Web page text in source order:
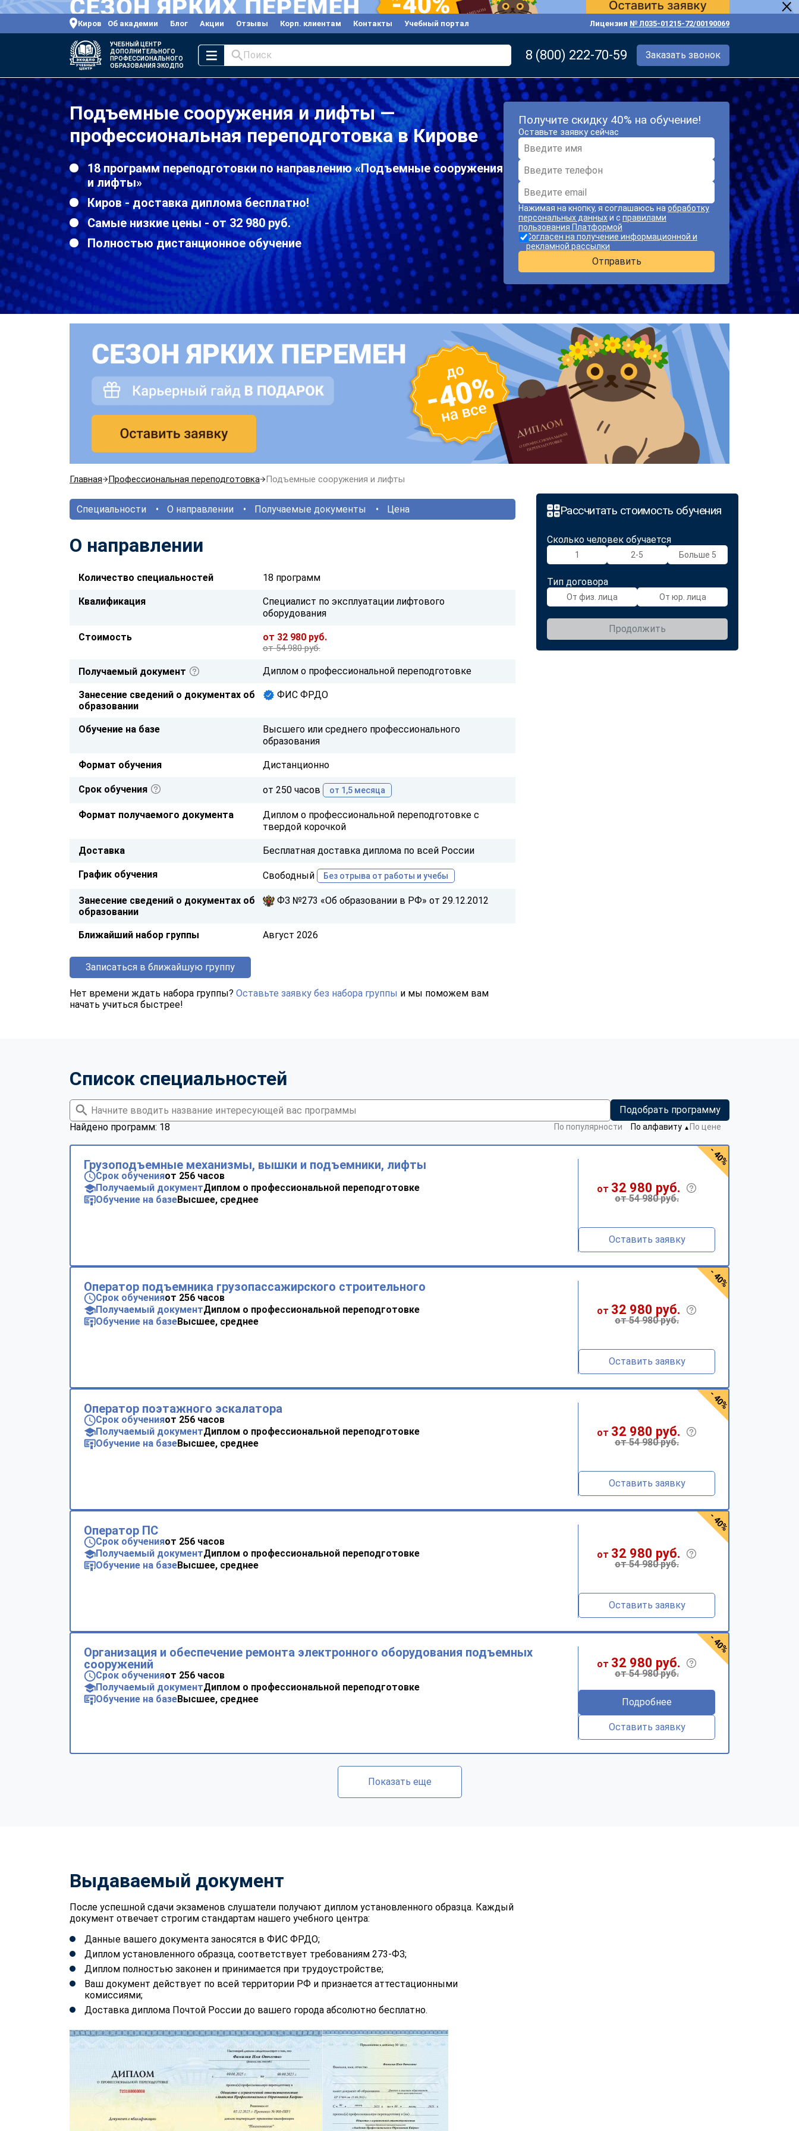
Киров Об академии Блог Акции Отзывы Корп. клиентам Контакты Учебный портал Лицензия № Л035-01215-72/00190069
УЧЕБНЫЙ ЦЕНТР
ДОПОЛНИТЕЛЬНОГО
ПРОФЕССИОНАЛЬНОГО
ОБРАЗОВАНИЯ ЭКОДПО
Поиск 8 (800) 222-70-59 Заказать звонок
Подъемные сооружения и лифты —
профессиональная переподготовка в Кирове
18 программ переподготовки по направлению «Подъемные сооружения
и лифты»
Киров - доставка диплома бесплатно!
Самые низкие цены - от 32 980 руб.
Полностью дистанционное обучение
Получите скидку 40% на обучение!
Оставьте заявку сейчас
Нажимая на кнопку, я соглашаюсь на обработку
персональных данныхи с правилами
пользования Платформой
Согласен на получение информационной и
рекламной рассылки
Отправить
Главная Профессиональная переподготовка Подъемные сооружения и лифты
Рассчитать стоимость обучения
Сколько человек обучается
1 2-5 Больше 5
Тип договора
От физ. лица От юр. лица
Продолжить
Специальности О направлении Получаемые документы Цена
О направлении
Количество специальностей 18 программ
Квалификация
Специалист по эксплуатации лифтового
оборудования
Стоимость от 32 980 руб.
от 54 980 руб.
Получаемый документ Диплом о профессиональной переподготовке
Занесение сведений о документах об
образовании
ФИС ФРДО
Обучение на базе
Высшего или среднего профессионального
образования
Формат обучения Дистанционно
Срок обучения от 250 часов от 1,5 месяца
Формат получаемого документа
Диплом о профессиональной переподготовке с
твердой корочкой
Доставка Бесплатная доставка диплома по всей России
График обучения Свободный Без отрыва от работы и учебы
Занесение сведений о документах об
образовании
ФЗ №273 «Об образовании в РФ» от 29.12.2012
Ближайший набор группы Август 2026
Записаться в ближайшую группу
Нет времени ждать набора группы? Оставьте заявку без набора группы и мы поможем вам
начать учиться быстрее!
Список специальностей
Подобрать программу
Найдено программ: 18
По популярности По алфавиту ▼ По цене
Грузоподъемные механизмы, вышки и подъемники, лифты
Срок обученияот 256 часов
Получаемый документДиплом о профессиональной переподготовке
Обучение на базеВысшее, среднее
от 32 980 руб.
от 54 980 руб.
Оставить заявку
- 40%
Оператор подъемника грузопассажирского строительного
Срок обученияот 256 часов
Получаемый документДиплом о профессиональной переподготовке
Обучение на базеВысшее, среднее
от 32 980 руб.
от 54 980 руб.
Оставить заявку
- 40%
Оператор поэтажного эскалатора
Срок обученияот 256 часов
Получаемый документДиплом о профессиональной переподготовке
Обучение на базеВысшее, среднее
от 32 980 руб.
от 54 980 руб.
Оставить заявку
- 40%
Оператор ПС
Срок обученияот 256 часов
Получаемый документДиплом о профессиональной переподготовке
Обучение на базеВысшее, среднее
от 32 980 руб.
от 54 980 руб.
Оставить заявку
- 40%
Организация и обеспечение ремонта электронного оборудования подъемных
сооружений
Срок обученияот 256 часов
Получаемый документДиплом о профессиональной переподготовке
Обучение на базеВысшее, среднее
от 32 980 руб.
от 54 980 руб.
Подробнее
Оставить заявку
- 40%
Показать еще
Выдаваемый документ
После успешной сдачи экзаменов слушатели получают диплом установленного образца. Каждый
документ отвечает строгим стандартам нашего учебного центра:
Данные вашего документа заносятся в ФИС ФРДО;
Диплом установленного образца, соответствует требованиям 273-ФЗ;
Диплом полностью законен и принимается при трудоустройстве;
Ваш документ действует по всей территории РФ и признается аттестационными
комиссиями;
Доставка диплома Почтой России до вашего города абсолютно бесплатно.